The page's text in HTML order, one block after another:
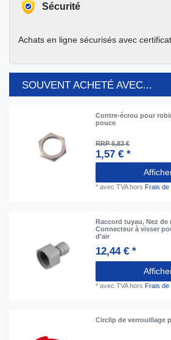
Sécurité
Achats en ligne sécurisés avec certificat
SOUVENT ACHETÉ AVEC...
Contre-écrou pour
pouce
RRP 6,83 €
1,57 € *
*avec TVAhors Frais de
Raccord tuyau, Nez
Connecteur à visser
d'air
12,44 € *
*avec TVAhors Frais de
Circlip de verrouillage